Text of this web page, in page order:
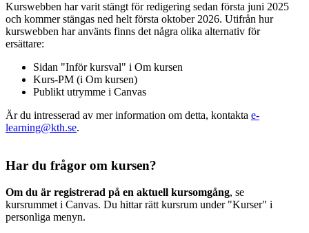
Kurswebben har varit stängt för redigering sedan första juni 2025
och kommer stängas ned helt första oktober 2026. Utifrån hur
kurswebben har använts finns det några olika alternativ för
ersättare:
Sidan "Inför kursval" i Om kursen
Kurs-PM (i Om kursen)
Publikt utrymme i Canvas
Är du intresserad av mer information om detta, kontakta e-
learning@kth.se.
Har du frågor om kursen?
Om du är registrerad på en aktuell kursomgång, se
kursrummet i Canvas. Du hittar rätt kursrum under "Kurser" i
personliga menyn.